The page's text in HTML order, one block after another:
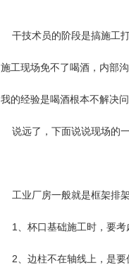
干技术员的阶段是搞施工
施工现场免不了喝酒，内部
我的经验是喝酒根本不解决
说远了，下面说说现场的一
工业厂房一般就是框架排
1、杯口基础施工时，要考
2、边柱不在轴线上，是要